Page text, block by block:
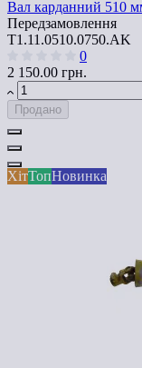
Вал карданний 510
Передзамовлення
T1.11.0510.0750.AK
0
2 150.00 грн.
Продано
ХітТопНовинка